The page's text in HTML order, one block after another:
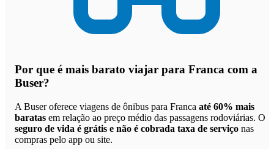
Por que é mais barato viajar para Franca com a
Buser?
A Buser oferece viagens de ônibus para Franca até 60% mais
baratas em relação ao preço médio das passagens rodoviárias. O
seguro de vida é grátis e não é cobrada taxa de serviço nas
compras pelo app ou site.